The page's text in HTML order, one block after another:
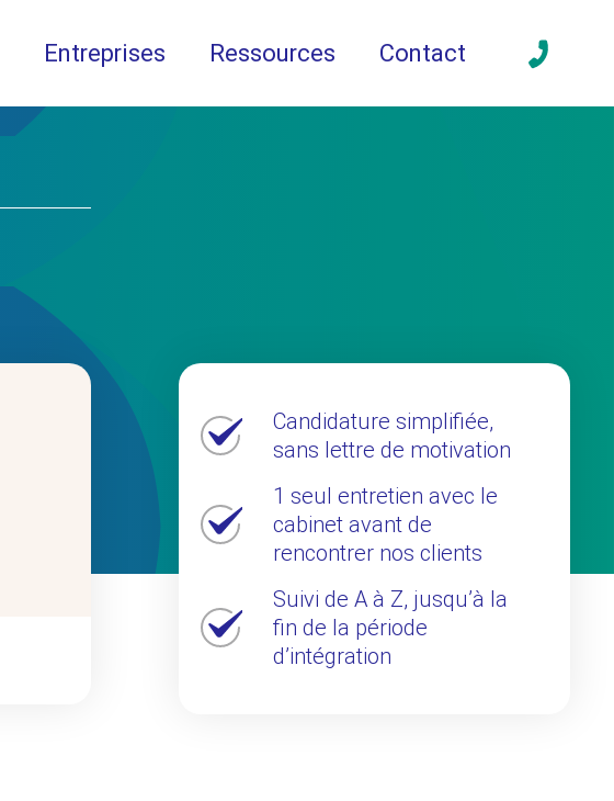
Entreprises Ressources Contact
Candidature simplifiée,
sans lettre de motivation
1 seul entretien avec le
cabinet avant de
rencontrer nos clients
Suivi de A à Z, jusqu’à la
fin de la période
d’intégration